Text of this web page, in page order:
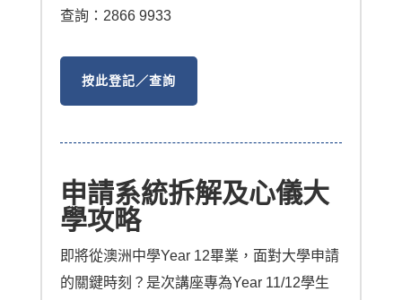
查詢：2866 9933
按此登記／查詢
申請系統拆解及心儀大
學攻略
即將從澳洲中學Year 12畢業，面對大學申請
的關鍵時刻？是次講座專為Year 11/12學生